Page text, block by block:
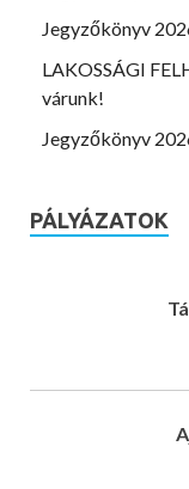
Jegyzőkönyv
LAKOSSÁGI
várunk!
Jegyzőkönyv
PÁLYÁZATOK